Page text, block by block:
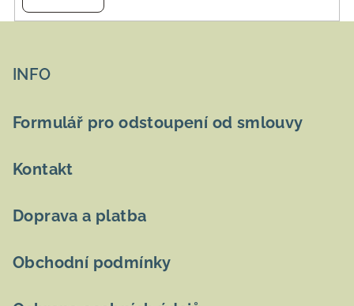
INFO
Formulář pro odstoupení od smlouvy
Kontakt
Doprava a platba
Obchodní podmínky